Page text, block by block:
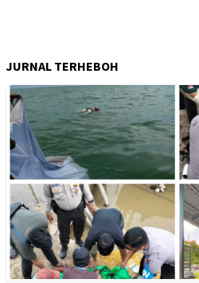
JURNAL TERHEBOH